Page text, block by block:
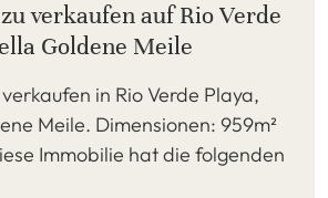
verkaufen auf Rio Verde
Goldene Meile
in Rio Verde Playa,
Meile. Dimensionen: 959m²
Immobilie hat die folgenden